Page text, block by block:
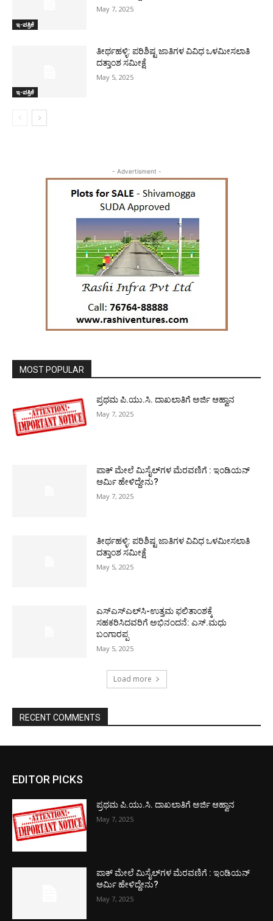
ಇ-ಪತ್ರಿಕೆ
May 7, 2025
ಇ-ಪತ್ರಿಕೆ
ತೀರ್ಥಹಳ್ಳಿ: ಪರಿಶಿಷ್ಟ ಜಾತಿಗಳ ವಿವಿಧ ಒಳಮೀಸಲಾತಿ
ದತ್ತಾಂಶ ಸಮೀಕ್ಷೆ
May 5, 2025
- Advertisment -
MOST POPULAR
ಪ್ರಥಮ ಪಿ.ಯು.ಸಿ. ದಾಖಲಾತಿಗೆ ಅರ್ಜಿ ಆಹ್ವಾನ
May 7, 2025
ಪಾಕ್​ ಮೇಲೆ ಮಿಸೈಲ್​ಗಳ ಮೆರವಣಿಗೆ : ಇಂಡಿಯನ್
ಆರ್ಮಿ ಹೇಳಿದ್ದೇನು?
May 7, 2025
ತೀರ್ಥಹಳ್ಳಿ: ಪರಿಶಿಷ್ಟ ಜಾತಿಗಳ ವಿವಿಧ ಒಳಮೀಸಲಾತಿ
ದತ್ತಾಂಶ ಸಮೀಕ್ಷೆ
May 5, 2025
ಎಸ್‌ಎಸ್‌ಎಲ್‌ಸಿ-ಉತ್ತಮ ಫಲಿತಾಂಶಕ್ಕೆ
ಸಹಕರಿಸಿದವರಿಗೆ ಅಭಿನಂದನೆ: ಎಸ್.ಮಧು
ಬಂಗಾರಪ್ಪ
May 5, 2025
Load more
RECENT COMMENTS
EDITOR PICKS
ಪ್ರಥಮ ಪಿ.ಯು.ಸಿ. ದಾಖಲಾತಿಗೆ ಅರ್ಜಿ ಆಹ್ವಾನ
May 7, 2025
ಪಾಕ್​ ಮೇಲೆ ಮಿಸೈಲ್​ಗಳ ಮೆರವಣಿಗೆ : ಇಂಡಿಯನ್
ಆರ್ಮಿ ಹೇಳಿದ್ದೇನು?
May 7, 2025